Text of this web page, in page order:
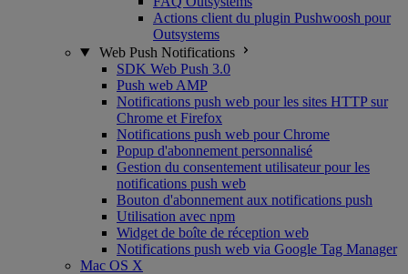
Actions client du plugin Pushwoosh pour
Outsystems
Web Push Notifications
SDK Web Push 3.0
Push web AMP
Notifications push web pour les sites HTTP sur
Chrome et Firefox
Notifications push web pour Chrome
Popup d'abonnement personnalisé
Gestion du consentement utilisateur pour les
notifications push web
Bouton d'abonnement aux notifications push
Utilisation avec npm
Widget de boîte de réception web
Notifications push web via Google Tag Manager
Mac OS X